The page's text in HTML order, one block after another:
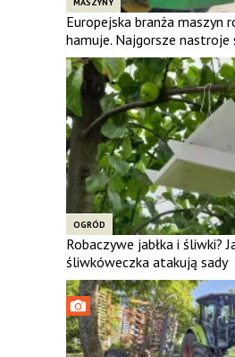
MASZYNY
Europejska branża maszyn
hamuje. Najgorsze nastroje
OGRÓD
Robaczywe jabłka i śliwki?
śliwkóweczka atakują sady